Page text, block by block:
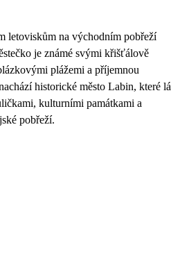
letoviskům na východním pobřeží
je známé svými křišťálově
plážemi a příjemnou
historické město Labin, které
kulturními památkami a
pobřeží.